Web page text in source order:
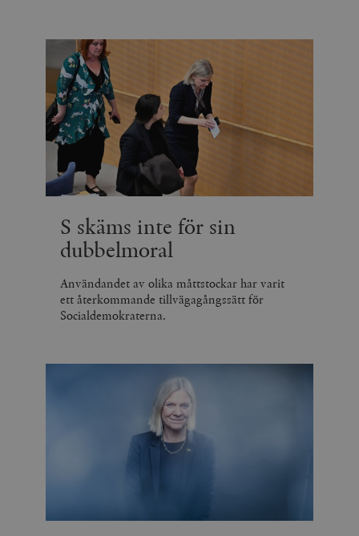
S skäms inte för sin
dubbelmoral
Användandet av olika måttstockar har varit
ett återkommande tillvägagångssätt för
Socialdemokraterna.